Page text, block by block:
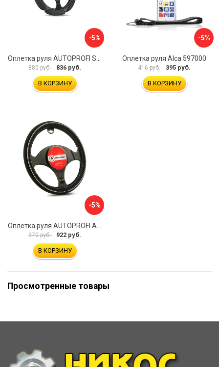
-5%
880 руб. 836 руб.
В КОРЗИНУ
-5%
Оплетка руля Alca 597000
416 руб. 395 руб.
В КОРЗИНУ
-5%
970 руб. 922 руб.
В КОРЗИНУ
Просмотренные товары